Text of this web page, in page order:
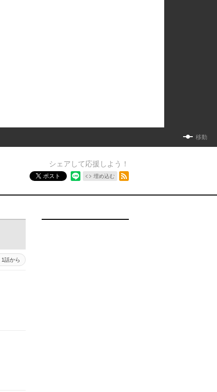
移動
シェアして応援しよう！
ポスト 埋め込む
1話から